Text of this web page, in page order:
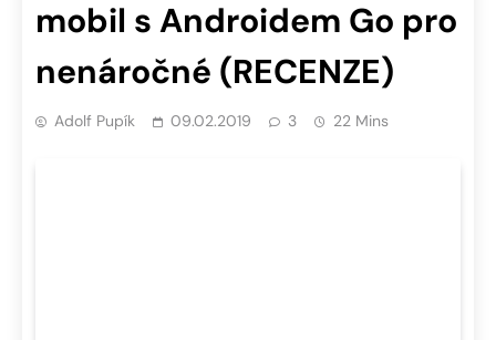
mobil s Androidem Go pro
nenáročné (RECENZE)
Adolf Pupík 09.02.2019 3 22 Mins